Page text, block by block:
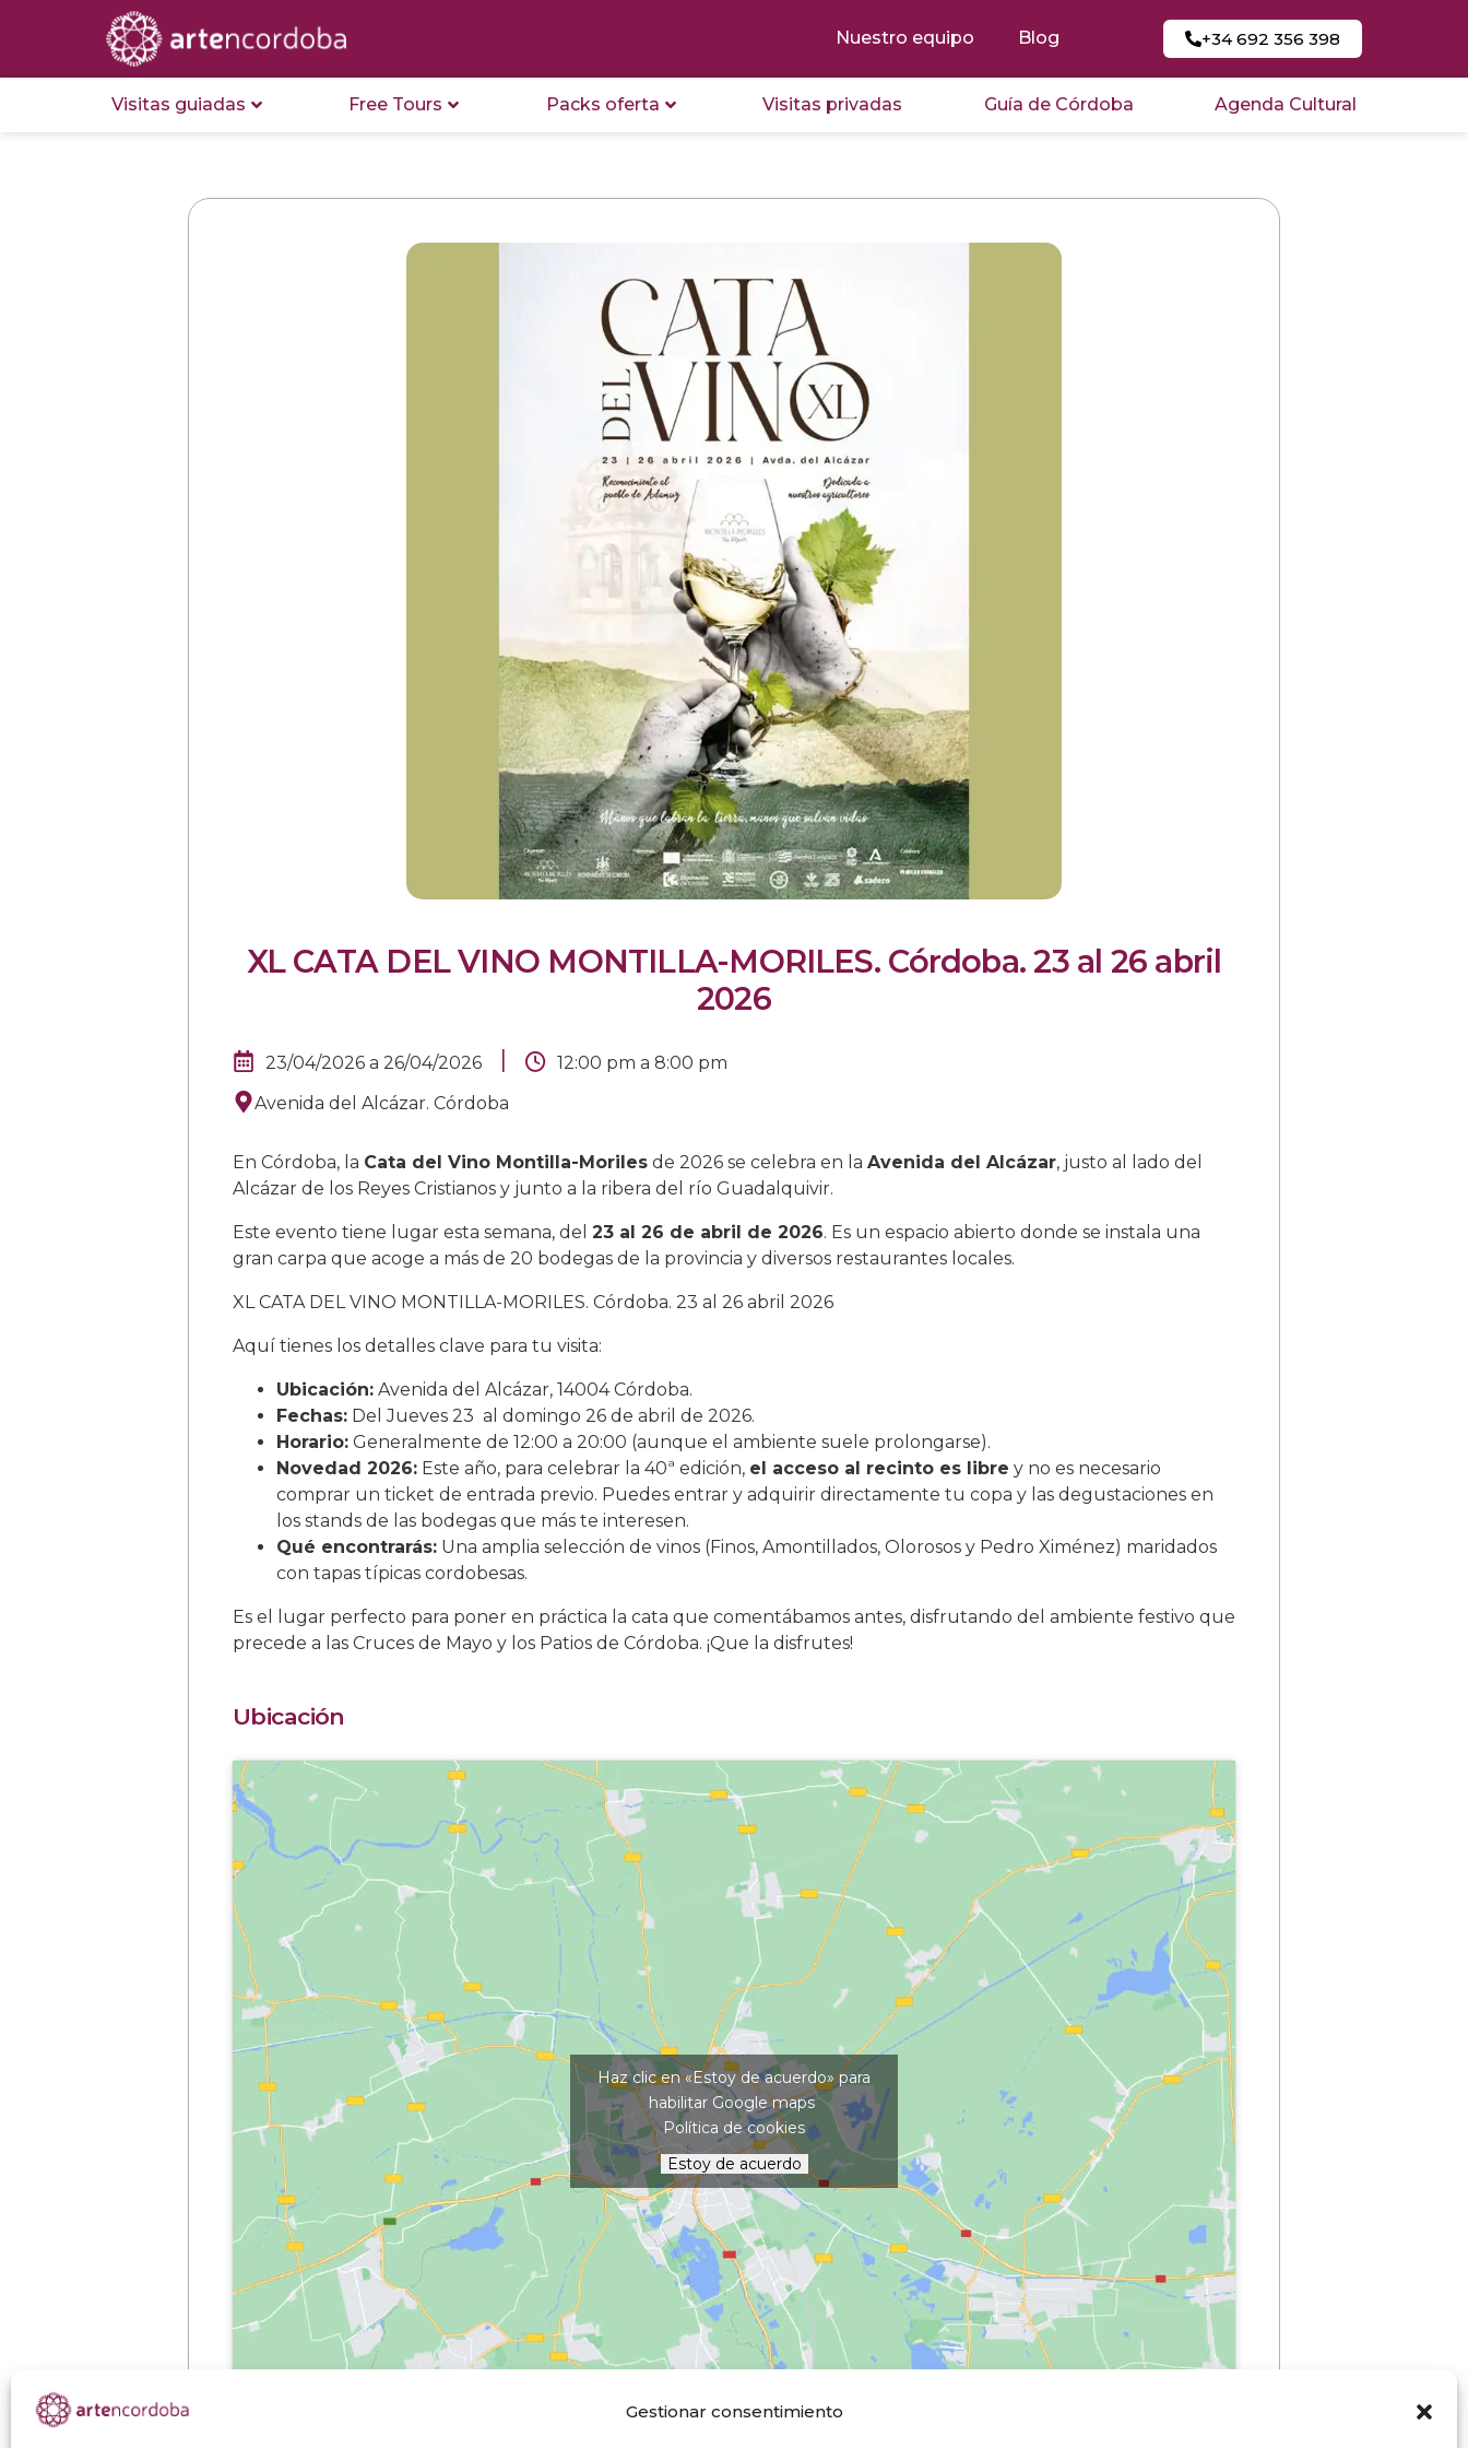
Gestionar consentimiento
Nuestro equipo Blog +34 692 356 398
Visitas guiadas Free Tours Packs oferta Visitas privadas Guía de Córdoba Agenda Cultural
XL CATA DEL VINO MONTILLA-MORILES. Córdoba. 23 al 26 abril
2026
23/04/2026 a 26/04/2026 | 12:00 pm a 8:00 pm
Avenida del Alcázar. Córdoba
En Córdoba, la Cata del Vino Montilla-Moriles de 2026 se celebra en la Avenida del Alcázar, justo al lado del
Alcázar de los Reyes Cristianos y junto a la ribera del río Guadalquivir.
Este evento tiene lugar esta semana, del 23 al 26 de abril de 2026. Es un espacio abierto donde se instala una
gran carpa que acoge a más de 20 bodegas de la provincia y diversos restaurantes locales.
XL CATA DEL VINO MONTILLA-MORILES. Córdoba. 23 al 26 abril 2026
Aquí tienes los detalles clave para tu visita:
Ubicación: Avenida del Alcázar, 14004 Córdoba.
Fechas: Del Jueves 23 al domingo 26 de abril de 2026.
Horario: Generalmente de 12:00 a 20:00 (aunque el ambiente suele prolongarse).
Novedad 2026: Este año, para celebrar la 40ª edición, el acceso al recinto es libre y no es necesario
comprar un ticket de entrada previo. Puedes entrar y adquirir directamente tu copa y las degustaciones en
los stands de las bodegas que más te interesen.
Qué encontrarás: Una amplia selección de vinos (Finos, Amontillados, Olorosos y Pedro Ximénez) maridados
con tapas típicas cordobesas.
Es el lugar perfecto para poner en práctica la cata que comentábamos antes, disfrutando del ambiente festivo que
precede a las Cruces de Mayo y los Patios de Córdoba. ¡Que la disfrutes!
Ubicación
Haz clic en «Estoy de acuerdo» para
habilitar Google maps
Política de cookies
Estoy de acuerdo